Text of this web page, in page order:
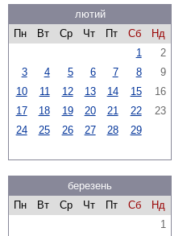
лютий
Пн
Вт Ср Чт Пт Сб
Нд
1
2
3
4 5 6 7 8
9
10
11 12 13 14 15
16
17
18 19 20 21 22
23
24
25 26 27 28 29
березень
Пн
Вт Ср Чт Пт Сб
Нд
1